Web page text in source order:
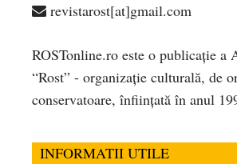
revistarost[at]gmail.com
ROSTonline.ro este o publicaţie a
“Rost” - organizaţie culturală, de
conservatoare, înfiinţată în anul
INFORMATII UTILE